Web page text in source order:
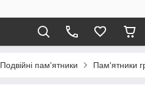
Подвійні пам'ятники Пам'ятники